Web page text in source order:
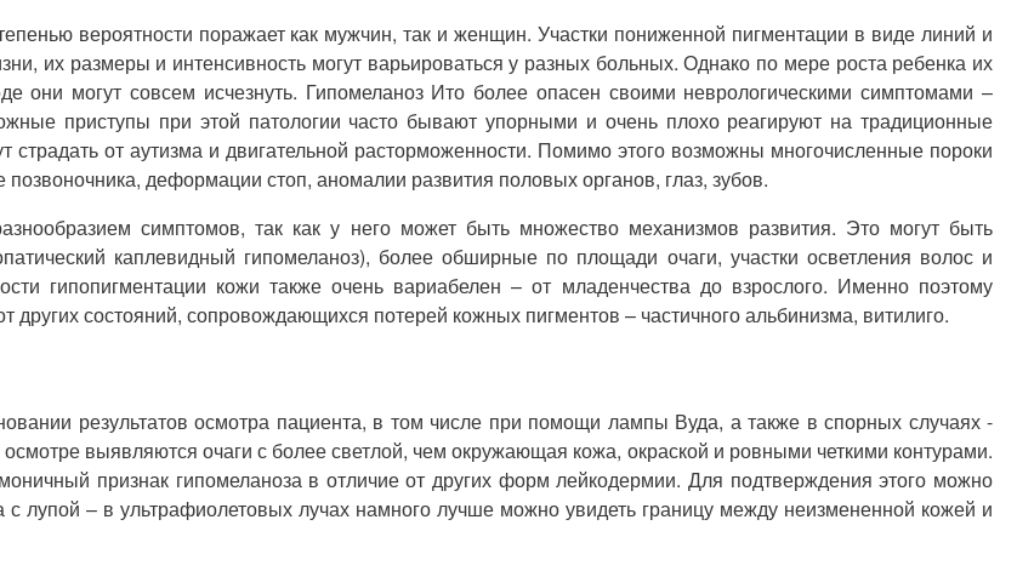
вероятности поражает как мужчин, так и женщин. Участки пониженной пигментации в виде линий и
их размеры и интенсивность могут варьироваться у разных больных. Однако по мере роста ребенка их
они могут совсем исчезнуть. Гипомеланоз Ито более опасен своими неврологическими симптомами –
приступы при этой патологии часто бывают упорными и очень плохо реагируют на традиционные
от аутизма и двигательной расторможенности. Помимо этого возможны многочисленные пороки
деформации стоп, аномалии развития половых органов, глаз, зубов.
симптомов, так как у него может быть множество механизмов развития. Это могут быть
каплевидный гипомеланоз), более обширные по площади очаги, участки осветления волос и
гипопигментации кожи также очень вариабелен – от младенчества до взрослого. Именно поэтому
состояний, сопровождающихся потерей кожных пигментов – частичного альбинизма, витилиго.
результатов осмотра пациента, в том числе при помощи лампы Вуда, а также в спорных случаях -
осмотре выявляются очаги с более светлой, чем окружающая кожа, окраской и ровными четкими контурами.
признак гипомеланоза в отличие от других форм лейкодермии. Для подтверждения этого можно
лупой – в ультрафиолетовых лучах намного лучше можно увидеть границу между неизмененной кожей и